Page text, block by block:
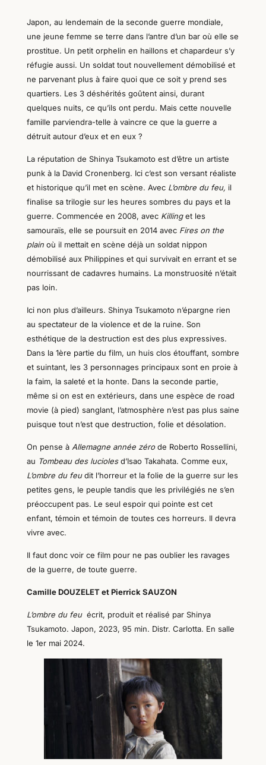
Japon, au lendemain de la seconde guerre mondiale,
une jeune femme se terre dans l’antre d’un bar où elle se
prostitue. Un petit orphelin en haillons et chapardeur s’y
réfugie aussi. Un soldat tout nouvellement démobilisé et
ne parvenant plus à faire quoi que ce soit y prend ses
quartiers. Les 3 déshérités goûtent ainsi, durant
quelques nuits, ce qu’ils ont perdu. Mais cette nouvelle
famille parviendra-telle à vaincre ce que la guerre a
détruit autour d’eux et en eux ?
La réputation de Shinya Tsukamoto est d’être un artiste
punk à la David Cronenberg. Ici c’est son versant réaliste
et historique qu’il met en scène. Avec L’ombre du feu, il
finalise sa trilogie sur les heures sombres du pays et la
guerre. Commencée en 2008, avec Killinget les
samouraïs, elle se poursuit en 2014 avec Fires on the
plainoù il mettait en scène déjà un soldat nippon
démobilisé aux Philippines et qui survivait en errant et se
nourrissant de cadavres humains. La monstruosité n’était
pas loin.
Ici non plus d’ailleurs. Shinya Tsukamoto n’épargne rien
au spectateur de la violence et de la ruine. Son
esthétique de la destruction est des plus expressives.
Dans la 1ère partie du film, un huis clos étouffant, sombre
et suintant, les 3 personnages principaux sont en proie à
la faim, la saleté et la honte. Dans la seconde partie,
même si on est en extérieurs, dans une espèce de road
movie (à pied) sanglant, l’atmosphère n’est pas plus saine
puisque tout n’est que destruction, folie et désolation.
On pense à Allemagne année zérode Roberto Rossellini,
au Tombeau des luciolesd’IsaoTakahata. Comme eux,
L’ombre du feudit l’horreur et la folie de la guerre sur les
petites gens, le peuple tandis que les privilégiés ne s’en
préoccupent pas. Le seul espoir qui pointe est cet
enfant, témoin et témoin de toutes ces horreurs. Il devra
vivre avec.
Il faut donc voir ce film pour ne pas oublier les ravages
de la guerre, de toute guerre.
Camille DOUZELET et Pierrick SAUZON
L’ombre du feu écrit, produit et réalisé par Shinya
Tsukamoto. Japon, 2023, 95 min. Distr. Carlotta. En salle
le 1ermai 2024.